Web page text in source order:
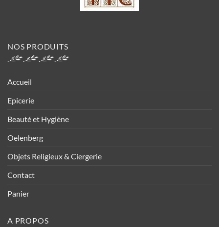
NOS PRODUITS
Accueil
Epicerie
Beauté et Hygiène
Oelenberg
Objets Religieux & Ciergerie
Contact
Panier
A PROPOS